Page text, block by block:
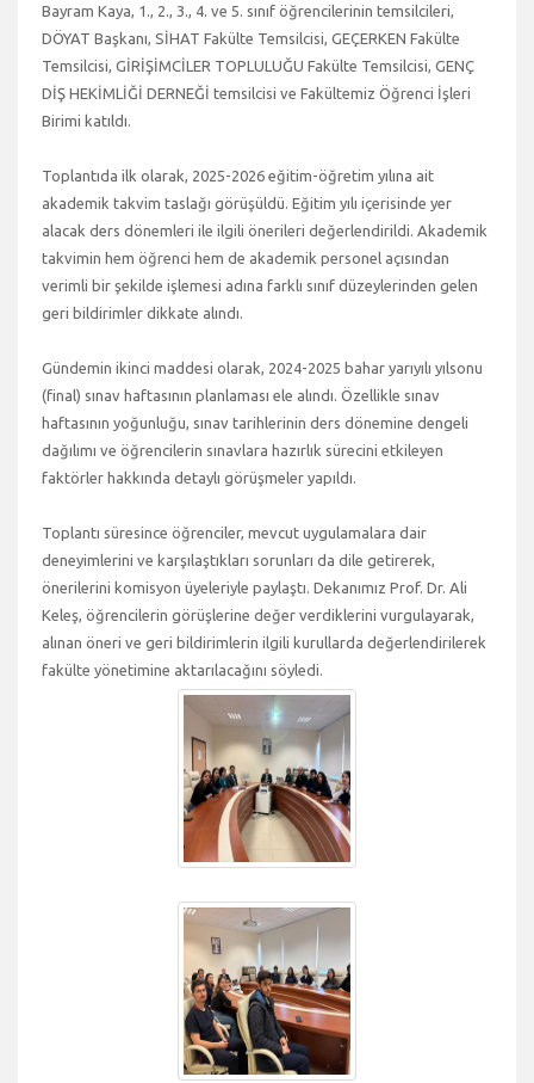
Bayram Kaya, 1., 2., 3., 4. ve 5. sınıf öğrencilerinin temsilcileri,
DÖYAT Başkanı, SİHAT Fakülte Temsilcisi, GEÇERKEN Fakülte
Temsilcisi, GİRİŞİMCİLER TOPLULUĞU Fakülte Temsilcisi, GENÇ
DİŞ HEKİMLİĞİ DERNEĞİ temsilcisi ve Fakültemiz Öğrenci İşleri
Birimi katıldı.
Toplantıda ilk olarak, 2025-2026 eğitim-öğretim yılına ait
akademik takvim taslağı görüşüldü. Eğitim yılı içerisinde yer
alacak ders dönemleri ile ilgili önerileri değerlendirildi. Akademik
takvimin hem öğrenci hem de akademik personel açısından
verimli bir şekilde işlemesi adına farklı sınıf düzeylerinden gelen
geri bildirimler dikkate alındı.
Gündemin ikinci maddesi olarak, 2024-2025 bahar yarıyılı yılsonu
(final) sınav haftasının planlaması ele alındı. Özellikle sınav
haftasının yoğunluğu, sınav tarihlerinin ders dönemine dengeli
dağılımı ve öğrencilerin sınavlara hazırlık sürecini etkileyen
faktörler hakkında detaylı görüşmeler yapıldı.
Toplantı süresince öğrenciler, mevcut uygulamalara dair
deneyimlerini ve karşılaştıkları sorunları da dile getirerek,
önerilerini komisyon üyeleriyle paylaştı. Dekanımız Prof. Dr. Ali
Keleş, öğrencilerin görüşlerine değer verdiklerini vurgulayarak,
alınan öneri ve geri bildirimlerin ilgili kurullarda değerlendirilerek
fakülte yönetimine aktarılacağını söyledi.